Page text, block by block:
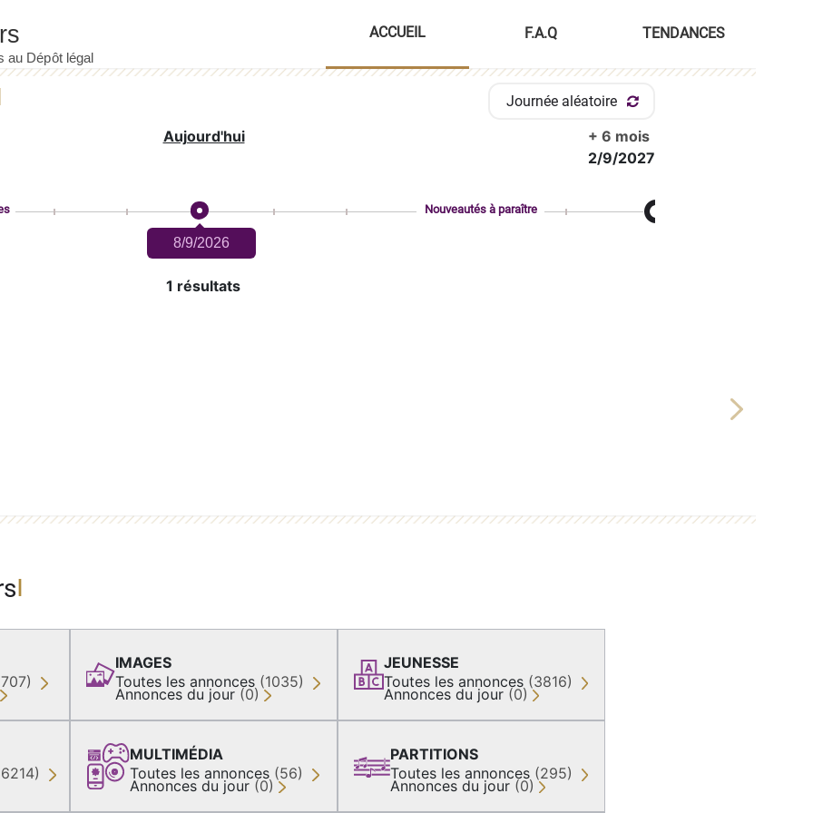
ACCUEIL F.A.Q TENDANCES
Journée aléatoire
Aujourd'hui
+ 6 mois
2/9/2027
8/9/2026
Nouveautés à paraître
1 résultats
Next
IMAGES
Toutes les annonces (1035)
Annonces du jour (0)
MULTIMÉDIA
Toutes les annonces (56)
Annonces du jour (0)
JEUNESSE
Toutes les annonces (3816)
Annonces du jour (0)
PARTITIONS
Toutes les annonces (295)
Annonces du jour (0)